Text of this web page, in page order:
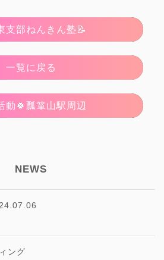
支部ねんきん塾📝
一覧に戻る
動🍀瓢箪山駅周辺
NEWS
ング